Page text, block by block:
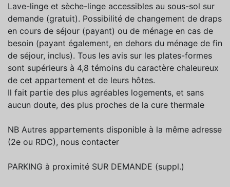
Lave-linge et sèche-linge accessibles au sous-sol sur
demande (gratuit). Possibilité de changement de draps
en cours de séjour (payant) ou de ménage en cas de
besoin (payant également, en dehors du ménage de fin
de séjour, inclus). Tous les avis sur les plates-formes
sont supérieurs à 4,8 témoins du caractère chaleureux
de cet appartement et de leurs hôtes.
Il fait partie des plus agréables logements, et sans
aucun doute, des plus proches de la cure thermale
NB Autres appartements disponible à la même adresse
(2e ou RDC), nous contacter
PARKING à proximité SUR DEMANDE (suppl.)